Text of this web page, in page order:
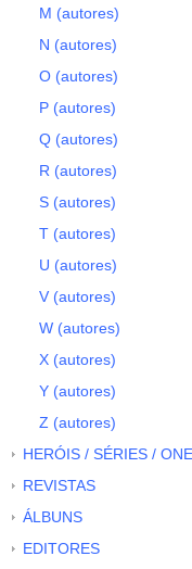
M (autores)
N (autores)
O (autores)
P (autores)
Q (autores)
R (autores)
S (autores)
T (autores)
U (autores)
V (autores)
W (autores)
X (autores)
Y (autores)
Z (autores)
HERÓIS / SÉRIES /
REVISTAS
ÁLBUNS
EDITORES